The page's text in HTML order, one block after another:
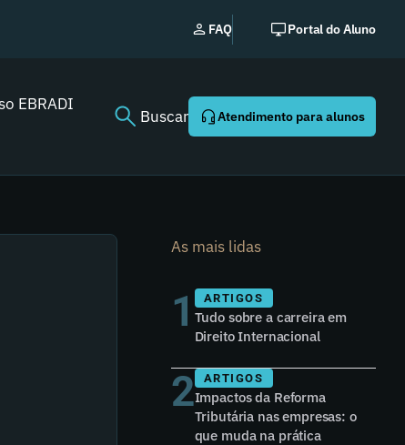
FAQ Portal do Aluno
EBRADI
Buscar Atendimento para alunos
As mais lidas
1 ARTIGOS
Tudo sobre a carreira em
Direito Internacional
2 ARTIGOS
Impactos da Reforma
Tributária nas empresas: o
que muda na prática